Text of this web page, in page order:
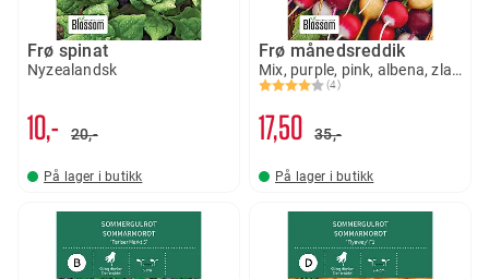
Frø spinat
Nyzealandsk
10,- 20,-
På lager i butikk
Frø månedsreddik
Mix, purple, pink, albena, zlata
Karakter:
(4)
4.0 av 5 mulige
1750 35,-
På lager i butikk